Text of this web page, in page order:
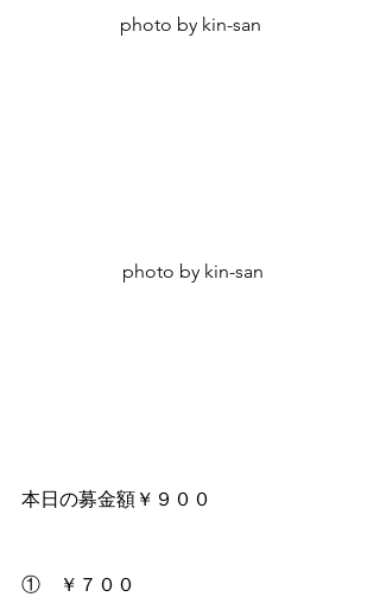
photo by kin-san
photo by kin-san
本日の募金額￥９００
①　￥７００